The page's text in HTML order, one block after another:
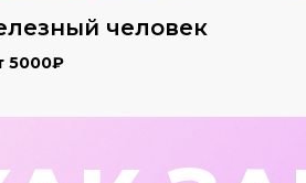
человек
5000₽